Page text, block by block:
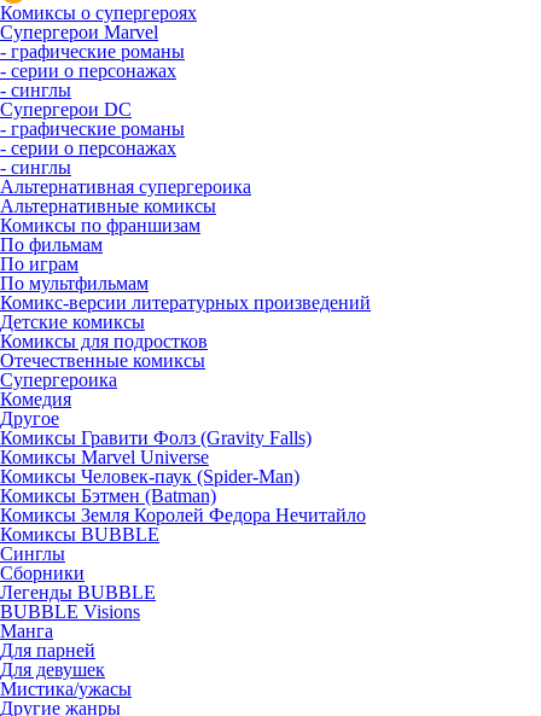
Комиксы о супергероях
Супергерои Marvel
- графические романы
- серии о персонажах
- синглы
Супергерои DC
- графические романы
- серии о персонажах
- синглы
Альтернативная супергероика
Альтернативные комиксы
Комиксы по франшизам
По фильмам
По играм
По мультфильмам
Комикс-версии литературных произведений
Детские комиксы
Комиксы для подростков
Отечественные комиксы
Супергероика
Комедия
Другое
Комиксы Гравити Фолз (Gravity Falls)
Комиксы Marvel Universe
Комиксы Человек-паук (Spider-Man)
Комиксы Бэтмен (Batman)
Комиксы Земля Королей Федора Нечитайло
Комиксы BUBBLE
Синглы
Сборники
Легенды BUBBLE
BUBBLE Visions
Манга
Для парней
Для девушек
Мистика/ужасы
Другие жанры